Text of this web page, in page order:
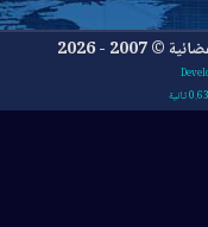
2026